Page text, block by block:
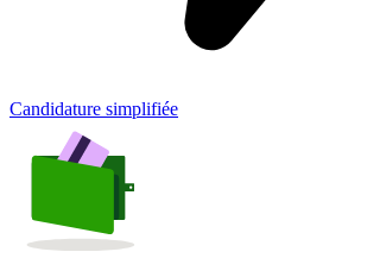
Candidature simplifiée